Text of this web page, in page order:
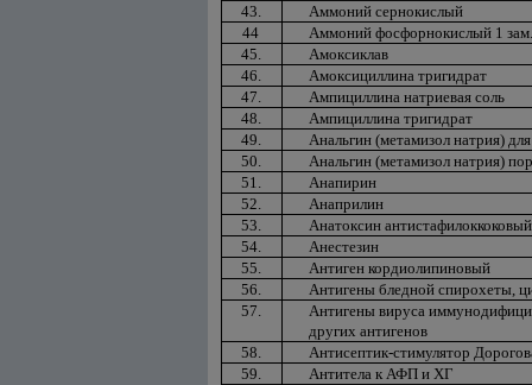
43.
Аммоний сернокислый
44
Аммоний фосфорнокислый 1 зам.
45.
Амоксиклав
46.
Амоксициллина тригидрат
47.
Ампициллина натриевая соль
48.
Ампициллина тригидрат
49.
Анальгин (метамизол натрия)
50.
Анальгин (метамизол натрия)
51.
Анапирин
52.
Анаприлин
53.
Анатоксин антистафилоккоковый
54.
Анестезин
55.
Антиген кордиолипиновый
56.
Антигены бледной спирохеты,
57.
Антигены вируса
других антигенов
58.
Антисептик-стимулятор
59.
Антитела к АФП и ХГ